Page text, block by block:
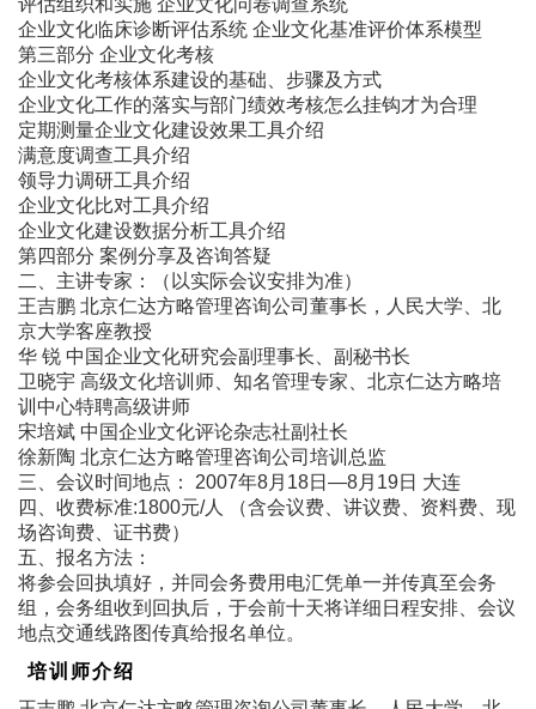
企业文化临床诊断评估系统 企业文化基准评价体系模型
第三部分 企业文化考核
企业文化考核体系建设的基础、步骤及方式
企业文化工作的落实与部门绩效考核怎么挂钩才为合理
定期测量企业文化建设效果工具介绍
满意度调查工具介绍
领导力调研工具介绍
企业文化比对工具介绍
企业文化建设数据分析工具介绍
第四部分 案例分享及咨询答疑
二、主讲专家：（以实际会议安排为准）
王吉鹏 北京仁达方略管理咨询公司董事长，人民大学、北
京大学客座教授
华 锐 中国企业文化研究会副理事长、副秘书长
卫晓宇 高级文化培训师、知名管理专家、北京仁达方略培
训中心特聘高级讲师
宋培斌 中国企业文化评论杂志社副社长
徐新陶 北京仁达方略管理咨询公司培训总监
三、会议时间地点： 2007年8月18日―8月19日 大连
四、收费标准:1800元/人 （含会议费、讲议费、资料费、现
场咨询费、证书费）
五、报名方法：
将参会回执填好，并同会务费用电汇凭单一并传真至会务
组，会务组收到回执后，于会前十天将详细日程安排、会议
地点交通线路图传真给报名单位。
培训师介绍